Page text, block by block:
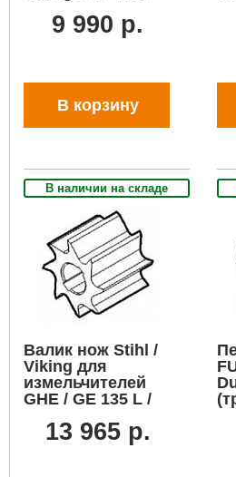
лет. (новый
дизайн, вес 3,9
9 990 р.
В корзину
В наличии на складе
Валик нож Stihl /
Viking для
измельчителей
GHE / GE 135 L /
13 965 р.